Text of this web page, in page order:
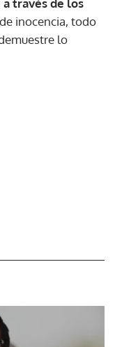
través de los
inocencia, todo
lo